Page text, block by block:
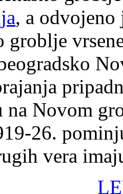
, a odvojeno
groblje
na Novom
26.
vera